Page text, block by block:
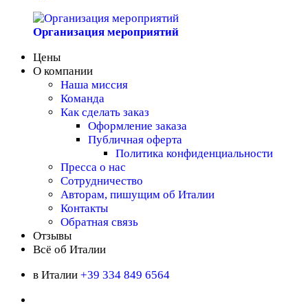
Организация мероприятий
Цены
О компании
Наша миссия
Команда
Как сделать заказ
Оформление заказа
Публичная оферта
Политика конфиденциальности
Пресса о нас
Сотрудничество
Авторам, пишущим об Италии
Контакты
Обратная связь
Отзывы
Всё об Италии
в Италии +39 334 849 6564